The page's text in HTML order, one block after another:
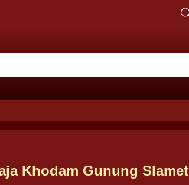
Khodam Gunung Slamet